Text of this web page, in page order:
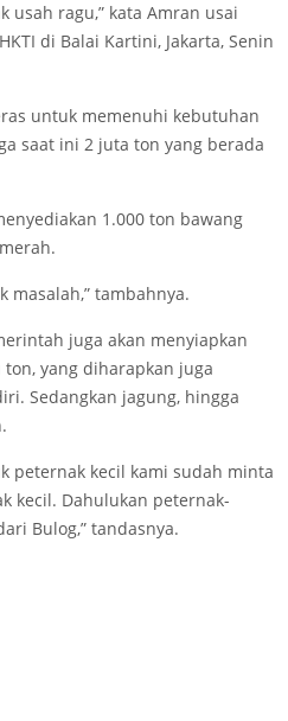
usah ragu,” kata Amran usai
di Balai Kartini, Jakarta, Senin
untuk memenuhi kebutuhan
saat ini 2 juta ton yang berada
1.000 ton bawang
masalah,” tambahnya.
juga akan menyiapkan
yang diharapkan juga
Sedangkan jagung, hingga
peternak kecil kami sudah minta
kecil. Dahulukan peternak-
Bulog,” tandasnya.